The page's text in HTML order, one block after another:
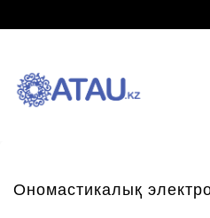
Ономастикалық